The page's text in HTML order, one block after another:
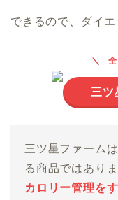
できるので、ダイ
三ツ
三ツ星ファーム
る商品ではあり
カロリー管理を